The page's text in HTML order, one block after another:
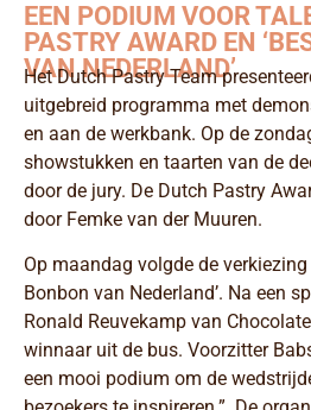
EEN PODIUM VOOR
PASTRY AWARD EN
VAN NEDERLAND’
Het Dutch Pastry Team
uitgebreid programma met
en aan de werkbank. Op de
showstukken en taarten van de
door de jury. De Dutch Pastry
door Femke van der Muuren.
Op maandag volgde de verkiezing
Bonbon van Nederland’. Na een
Ronald Reuvekamp van
winnaar uit de bus. Voorzitter
een mooi podium om de